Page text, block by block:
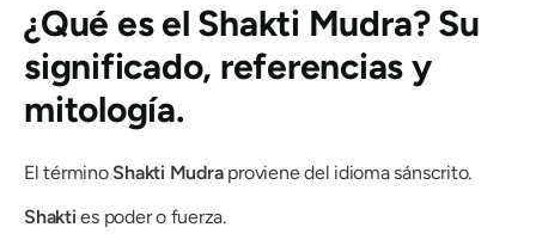
¿Qué esel Shakti Mudra? Su
significado, referencias y
mitología.
El término Shakti Mudraproviene del idioma sánscrito.
Shakti es poder o fuerza.